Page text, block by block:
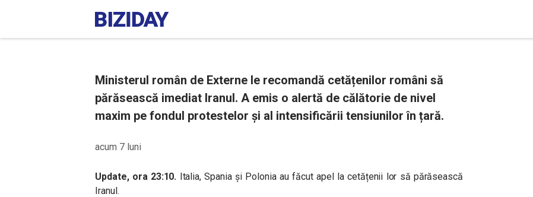
Ministerul român de Externe le recomandă cetățenilor români să
părăsească imediat Iranul. A emis o alertă de călătorie de nivel
maxim pe fondul protestelor și al intensificării tensiunilor în țară.
acum 7 luni
Update, ora 23:10. Italia, Spania și Polonia au făcut apel la cetățenii lor să părăsească
Iranul.